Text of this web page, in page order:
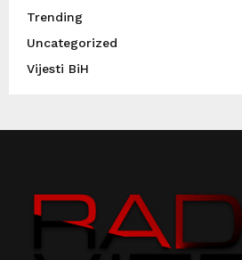
Trending
Uncategorized
Vijesti BiH